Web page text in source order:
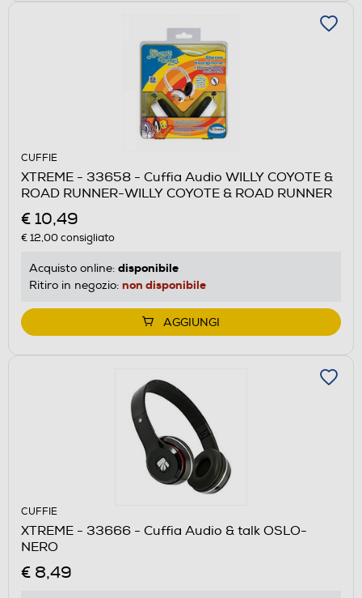
CUFFIE
XTREME - 33658 - Cuffia Audio WILLY COYOTE &
ROAD RUNNER-WILLY COYOTE & ROAD RUNNER
€ 10,49
€ 12,00consigliato
Acquisto online: disponibile
Ritiro in negozio: non disponibile
AGGIUNGI
CUFFIE
XTREME - 33666 - Cuffia Audio & talk OSLO-
NERO
€ 8,49